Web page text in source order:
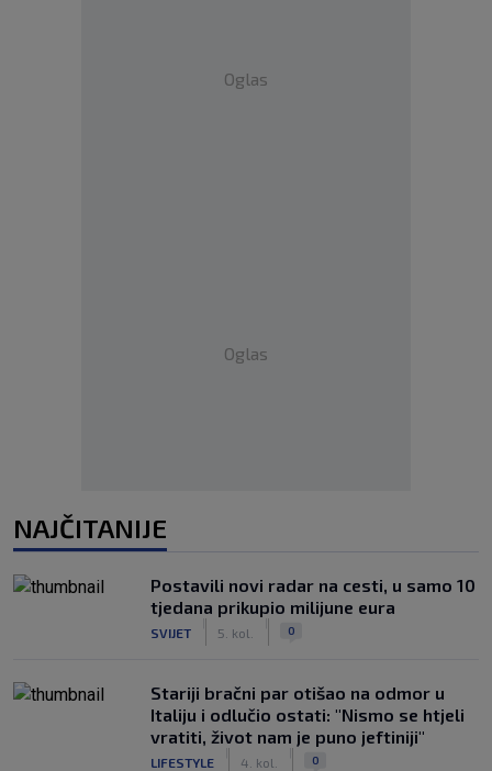
Oglas
Oglas
NAJČITANIJE
Postavili novi radar na cesti, u samo 10
tjedana prikupio milijune eura
SVIJET 5. kol. 0
Stariji bračni par otišao na odmor u
Italiju i odlučio ostati: "Nismo se htjeli
vratiti, život nam je puno jeftiniji"
LIFESTYLE 4. kol. 0